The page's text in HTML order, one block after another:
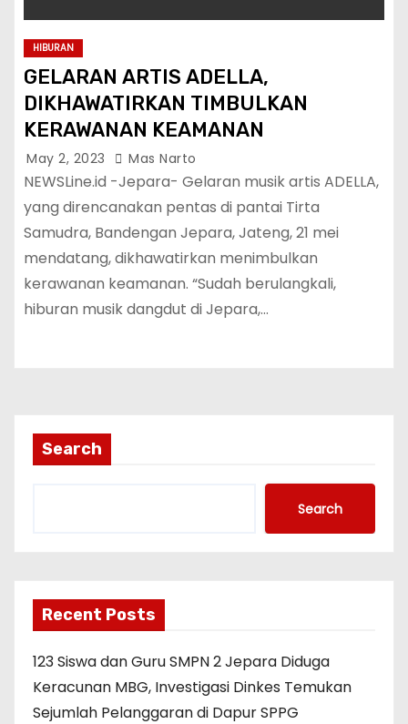
HIBURAN
GELARAN ARTIS ADELLA,
DIKHAWATIRKAN TIMBULKAN
KERAWANAN KEAMANAN
May 2, 2023 Mas Narto
NEWSLine.id -Jepara- Gelaran musik artis ADELLA,
yang direncanakan pentas di pantai Tirta
Samudra, Bandengan Jepara, Jateng, 21 mei
mendatang, dikhawatirkan menimbulkan
kerawanan keamanan. “Sudah berulangkali,
hiburan musik dangdut di Jepara,…
Search
Search
Recent Posts
123 Siswa dan Guru SMPN 2 Jepara Diduga
Keracunan MBG, Investigasi Dinkes Temukan
Sejumlah Pelanggaran di Dapur SPPG